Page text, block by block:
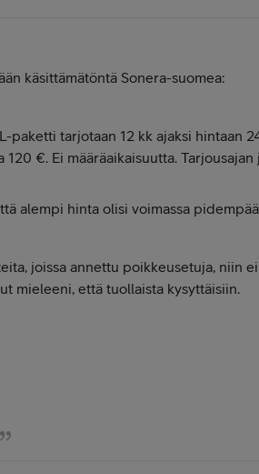
käsittämätöntä Sonera-suomea:
paketti tarjotaan 12 kk ajaksi hintaan
120 €. Ei määräaikaisuutta.
alempi hinta olisi voimassa
joissa annettu poikkeusetuja, niin
mieleeni, että tuollaista kysyttäisiin.